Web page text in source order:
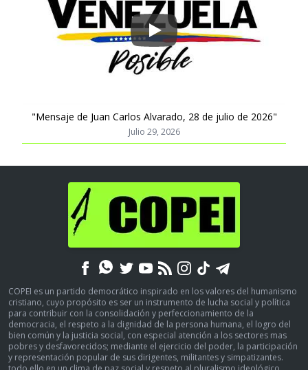
Play
"Mensaje de Juan Carlos Alvarado, 28 de julio de 2026"
Julio 29, 2026
COPEI es un partido democrático inspirado en los valores del humanismo
cristiano, cuyo propósito es ser un instrumento de lucha social y política
para contribuir con la consolidación y perfeccionamiento de la
democracia, el respeto a la dignidad de la persona humana, el logro del
bien común y la justicia social, con especial atención a los sectores mas
pobres y desfavorecidos; mediante el ejercicio del poder, la participación
y representación popular de sus dirigentes, militantes y simpatizantes.